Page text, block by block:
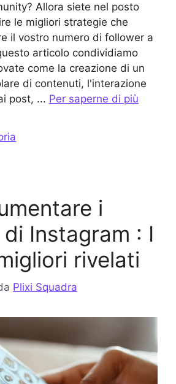
Allora siete nel posto
le migliori strategie che
il vostro numero di follower a
articolo condividiamo
come la creazione di un
di contenuti, l'interazione
post, ... Per saperne di più
i
Instagram : I
rivelati
Plixi Squadra